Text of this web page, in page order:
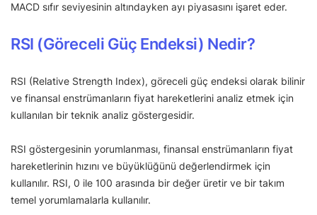
MACD sıfır seviyesinin altındayken ayı piyasasını işaret eder.
RSI (Göreceli Güç Endeksi) Nedir?
RSI (Relative Strength Index), göreceli güç endeksi olarak bilinir
ve finansal enstrümanların fiyat hareketlerini analiz etmek için
kullanılan bir teknik analiz göstergesidir.
RSI göstergesinin yorumlanması, finansal enstrümanların fiyat
hareketlerinin hızını ve büyüklüğünü değerlendirmek için
kullanılır. RSI, 0 ile 100 arasında bir değer üretir ve bir takım
temel yorumlamalarla kullanılır.